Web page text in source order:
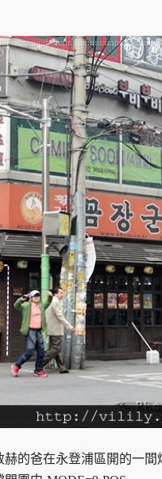
的爸在永登浦區開的一